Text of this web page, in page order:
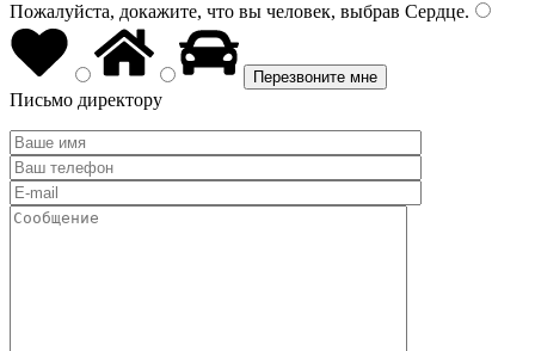
Пожалуйста, докажите, что вы человек, выбрав Сердце.
Письмо директору